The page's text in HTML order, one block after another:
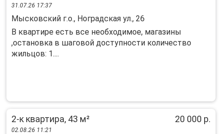
31.07.26 17:37
Мысковский г.о., Ноградская ул., 26
В квартире есть все необходимое, магазины
,остановка в шаговой доступности количество
жильцов: 1....
2-к квартира, 43 м² 20 000 р.
02.08.26 11:21